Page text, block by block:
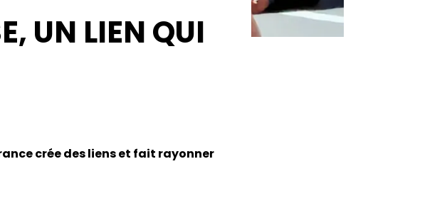
UN LIEN QUI
crée des liens et fait rayonner